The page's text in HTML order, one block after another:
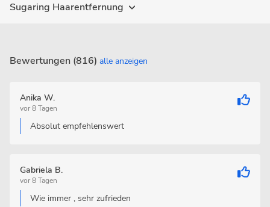
Sugaring Haarentfernung
Bewertungen (816) alle anzeigen
Anika W.
vor 8 Tagen
Absolut empfehlenswert
Gabriela B.
vor 8 Tagen
Wie immer , sehr zufrieden